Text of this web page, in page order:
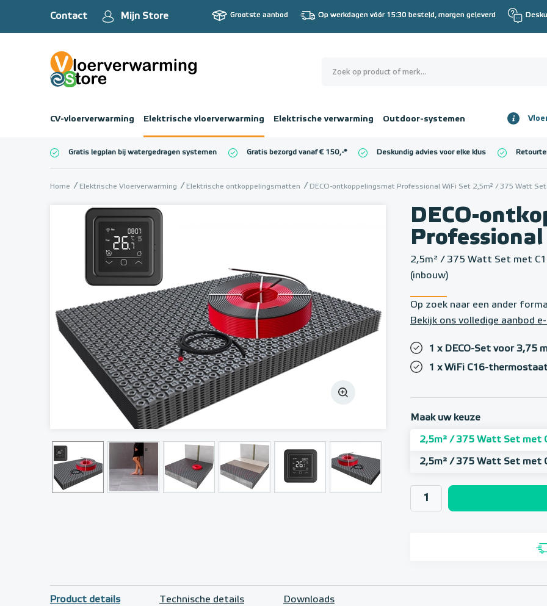
Contact Mijn Store Grootste aanbod Op werkdagen vóór 15:30 besteld, morgen geleverd
CV-vloerverwarming Elektrische vloerverwarming Elektrische verwarming Outdoor-systemen
€ 0,00
Gratis legplan bij watergedragen systemen Gratis bezorgd vanaf € 150,-* Deskundig advies voor elke klus
Home Elektrische Vloerverwarming Elektrische ontkoppelingsmatten DECO-ontkoppelingsmat Professional WiFi Set 2,5m² / 375 Watt
DECO-
2,5m² / 375 Watt Set met
(inbouw)
Op zoek naar een ander
Bekijk ons volledige aanbod
1 x DECO-Set voor 3,75
1 x WiFi C16-
Maak uw keuze
2,5m² / 375 Watt Set met
2,5m² / 375 Watt Set met
Product details Technische details Downloads